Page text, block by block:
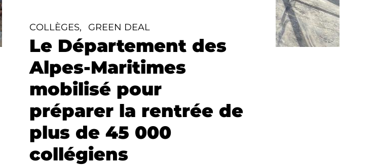
COLLÈGES, GREEN DEAL
Le Département des
Alpes-Maritimes
mobilisé pour
préparer la rentrée de
plus de 45 000
collégiens